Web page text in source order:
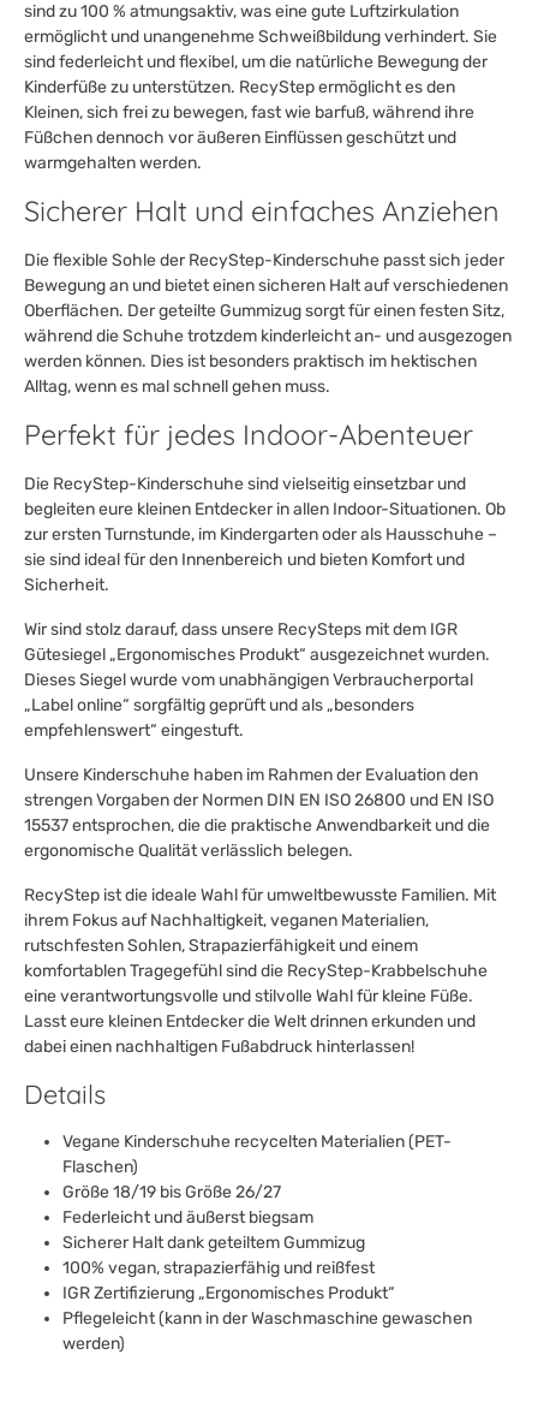
sind zu 100 % atmungsaktiv, was eine gute Luftzirkulation
ermöglicht und unangenehme Schweißbildung verhindert. Sie
sind federleicht und flexibel, um die natürliche Bewegung der
Kinderfüße zu unterstützen. RecyStep ermöglicht es den
Kleinen, sich frei zu bewegen, fast wie barfuß, während ihre
Füßchen dennoch vor äußeren Einflüssen geschützt und
warmgehalten werden.
Sicherer Halt und einfaches Anziehen
Die flexible Sohle der RecyStep-Kinderschuhe passt sich jeder
Bewegung an und bietet einen sicheren Halt auf verschiedenen
Oberflächen. Der geteilte Gummizug sorgt für einen festen Sitz,
während die Schuhe trotzdem kinderleicht an- und ausgezogen
werden können. Dies ist besonders praktisch im hektischen
Alltag, wenn es mal schnell gehen muss.
Perfekt für jedes Indoor-Abenteuer
Die RecyStep-Kinderschuhe sind vielseitig einsetzbar und
begleiten eure kleinen Entdecker in allen Indoor-Situationen. Ob
zur ersten Turnstunde, im Kindergarten oder als Hausschuhe –
sie sind ideal für den Innenbereich und bieten Komfort und
Sicherheit.
Wir sind stolz darauf, dass unsere RecySteps mit dem IGR
Gütesiegel „Ergonomisches Produkt“ ausgezeichnet wurden.
Dieses Siegel wurde vom unabhängigen Verbraucherportal
„Label online“ sorgfältig geprüft und als „besonders
empfehlenswert“ eingestuft.
Unsere Kinderschuhe haben im Rahmen der Evaluation den
strengen Vorgaben der Normen DIN EN ISO 26800 und EN ISO
15537 entsprochen, die die praktische Anwendbarkeit und die
ergonomische Qualität verlässlich belegen.
RecyStep ist die ideale Wahl für umweltbewusste Familien. Mit
ihrem Fokus auf Nachhaltigkeit, veganen Materialien,
rutschfesten Sohlen, Strapazierfähigkeit und einem
komfortablen Tragegefühl sind die RecyStep-Krabbelschuhe
eine verantwortungsvolle und stilvolle Wahl für kleine Füße.
Lasst eure kleinen Entdecker die Welt drinnen erkunden und
dabei einen nachhaltigen Fußabdruck hinterlassen!
Details
Vegane Kinderschuhe recycelten Materialien (PET-
Flaschen)
Größe 18/19 bis Größe 26/27
Federleicht und äußerst biegsam
Sicherer Halt dank geteiltem Gummizug
100% vegan, strapazierfähig und reißfest
IGR Zertifizierung „Ergonomisches Produkt“
Pflegeleicht (kann in der Waschmaschine gewaschen
werden)